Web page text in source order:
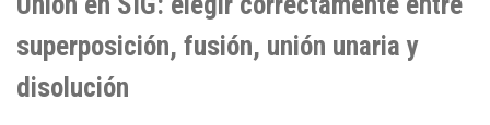
superposición, fusión, unión unaria y
disolución